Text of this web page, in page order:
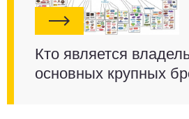
Кто является
основных крупных